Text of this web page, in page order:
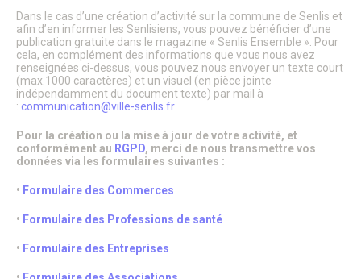
Le site d’Ordener
Action Cœur de Ville
L’ecoQuartier de la gare – Phase 2
L’ÉcoQuartier de la Gare – le chantier
L’ÉcoQuartier de la Gare – genèse du projet
Ville amie des enfants
Passeport du civisme
Programmation des fonds européens – ITI
La Maison de la Petite Enfance
Citoyenneté – État Civil
État Civil
Élections
Le Grand Débat National
Recensement militaire
Mes démarches
Dans le cas d’une création d’activité sur la commune de Senlis et
afin d’en informer les Senlisiens, vous pouvez bénéficier d’une
publication gratuite dans le magazine « Senlis Ensemble ». Pour
cela, en complément des informations que vous nous avez
renseignées ci-dessus, vous pouvez nous envoyer un texte court
(max.1000 caractères) et un visuel (en pièce jointe
indépendamment du document texte) par mail à
: communication@ville-senlis.fr
Pour la création ou la mise à jour de votre activité, et
conformément au RGPD, merci de nous transmettre vos
données via les formulaires suivantes :
• Formulaire des Commerces
• Formulaire des Professions de santé
• Formulaire des Entreprises